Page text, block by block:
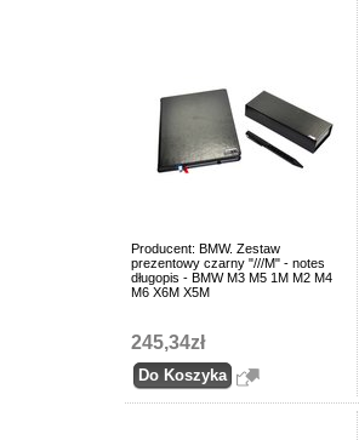
Producent: BMW. Zestaw
prezentowy czarny "///M" - notes
długopis - BMW M3 M5 1M M2 M4
M6 X6M X5M
245,34zł